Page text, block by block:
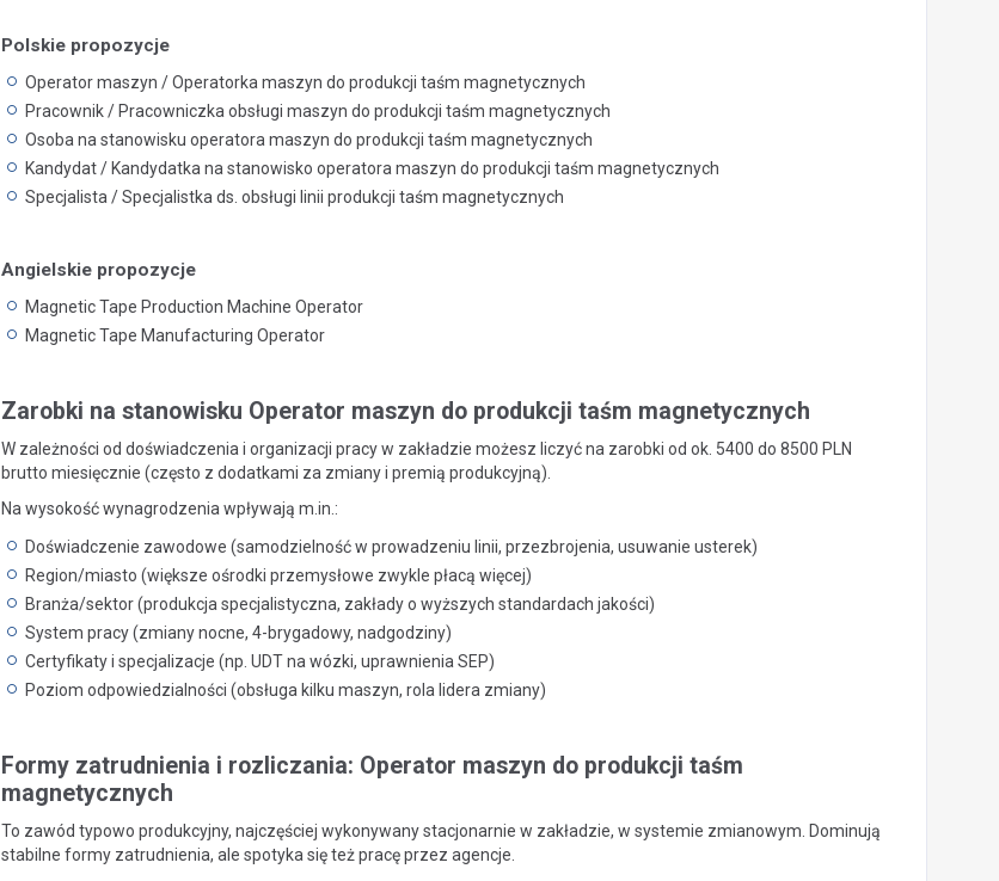
Polskie propozycje
Operator maszyn / Operatorka maszyn do produkcji taśm magnetycznych
Pracownik / Pracowniczka obsługi maszyn do produkcji taśm magnetycznych
Osoba na stanowisku operatora maszyn do produkcji taśm magnetycznych
Kandydat / Kandydatka na stanowisko operatora maszyn do produkcji taśm magnetycznych
Specjalista / Specjalistka ds. obsługi linii produkcji taśm magnetycznych
Angielskie propozycje
Magnetic Tape Production Machine Operator
Magnetic Tape Manufacturing Operator
Zarobki na stanowisku Operator maszyn do produkcji taśm magnetycznych
W zależności od doświadczenia i organizacji pracy w zakładzie możesz liczyć na zarobki od ok. 5400 do 8500 PLN
brutto miesięcznie (często z dodatkami za zmiany i premią produkcyjną).
Na wysokość wynagrodzenia wpływają m.in.:
Doświadczenie zawodowe (samodzielność w prowadzeniu linii, przezbrojenia, usuwanie usterek)
Region/miasto (większe ośrodki przemysłowe zwykle płacą więcej)
Branża/sektor (produkcja specjalistyczna, zakłady o wyższych standardach jakości)
System pracy (zmiany nocne, 4-brygadowy, nadgodziny)
Certyfikaty i specjalizacje (np. UDT na wózki, uprawnienia SEP)
Poziom odpowiedzialności (obsługa kilku maszyn, rola lidera zmiany)
Formy zatrudnienia i rozliczania: Operator maszyn do produkcji taśm
magnetycznych
To zawód typowo produkcyjny, najczęściej wykonywany stacjonarnie w zakładzie, w systemie zmianowym. Dominują
stabilne formy zatrudnienia, ale spotyka się też pracę przez agencje.